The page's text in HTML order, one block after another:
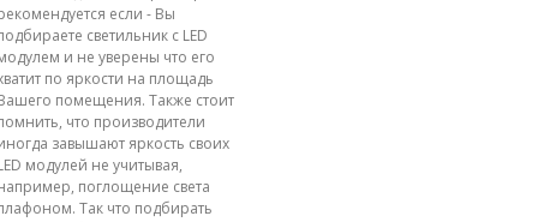
если - Вы
светильник с LED
и не уверены что его
по яркости на площадь
помещения. Также стоит
что производители
завышают яркость своих
модулей не учитывая,
поглощение света
Так что подбирать